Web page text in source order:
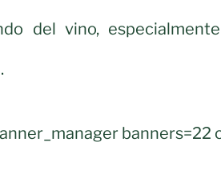
del vino,
banners=22